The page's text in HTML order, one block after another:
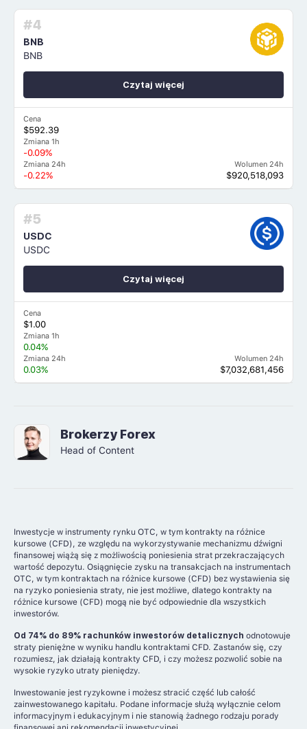
#4
BNB
BNB
Cena
$592.39
Zmiana 1h
-0.09%
Zmiana 24h
-0.22%
Wolumen 24h
$920,518,093
Czytaj więcej
#5
USDC
USDC
Cena
$1.00
Zmiana 1h
0.04%
Zmiana 24h
0.03%
Wolumen 24h
$7,032,681,456
Czytaj więcej
Brokerzy Forex
Head of Content
Inwestycje w instrumenty rynku OTC, w tym kontrakty na różnice
kursowe (CFD), ze względu na wykorzystywanie mechanizmu dźwigni
finansowej wiążą się z możliwością poniesienia strat przekraczających
wartość depozytu. Osiągnięcie zysku na transakcjach na instrumentach
OTC, w tym kontraktach na różnice kursowe (CFD) bez wystawienia się
na ryzyko poniesienia straty, nie jest możliwe, dlatego kontrakty na
różnice kursowe (CFD) mogą nie być odpowiednie dla wszystkich
inwestorów.
Od 74% do 89% rachunków inwestorów detalicznych odnotowuje
straty pieniężne w wyniku handlu kontraktami CFD. Zastanów się, czy
rozumiesz, jak działają kontrakty CFD, i czy możesz pozwolić sobie na
wysokie ryzyko utraty pieniędzy.
Inwestowanie jest ryzykowne i możesz stracić część lub całość
zainwestowanego kapitału. Podane informacje służą wyłącznie celom
informacyjnym i edukacyjnym i nie stanowią żadnego rodzaju porady